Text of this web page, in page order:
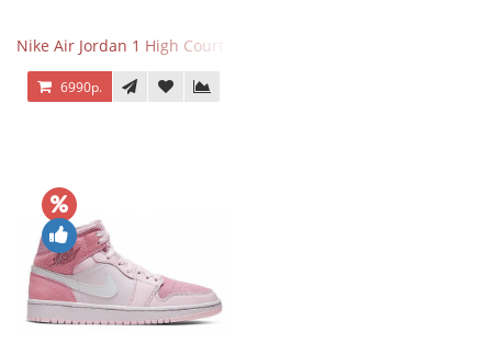
Nike Air Jordan 1 High Court Purple 2.0
6990р.